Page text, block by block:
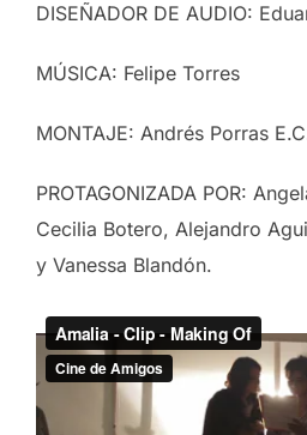
DISEÑADOR DE AUDIO:
MÚSICA: Felipe Torres
MONTAJE: Andrés Porras
PROTAGONIZADA POR:
Cecilia Botero, Alejandro
y Vanessa Blandón.